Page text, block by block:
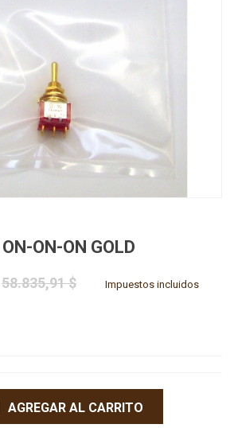
ON-ON GOLD
58.835,91 $ Impuestos incluidos
AGREGAR AL CARRITO